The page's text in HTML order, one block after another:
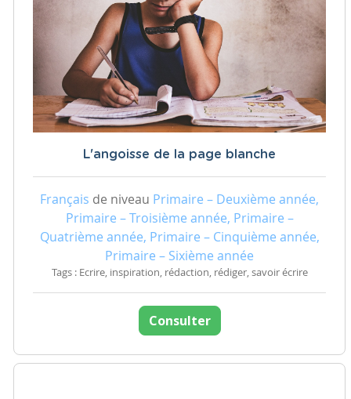
L'angoisse de la page blanche
Français de niveau Primaire – Deuxième année,
Primaire – Troisième année, Primaire –
Quatrième année, Primaire – Cinquième année,
Primaire – Sixième année
Tags : Ecrire, inspiration, rédaction, rédiger, savoir écrire
Consulter